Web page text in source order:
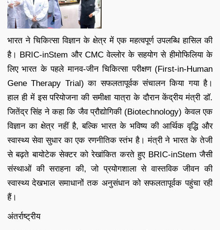
भारत ने चिकित्सा विज्ञान के क्षेत्र में एक महत्वपूर्ण उपलब्धि हासिल की
है। BRIC-inStem और CMC वेल्लोर के सहयोग से हीमोफिलिया के
लिए भारत के पहले मानव-जीन चिकित्सा परीक्षण (First-in-Human
Gene Therapy Trial) का सफलतापूर्वक संचालन किया गया है।
हाल ही में इस परियोजना की समीक्षा यात्रा के दौरान केंद्रीय मंत्री डॉ.
जितेंद्र सिंह ने कहा कि जैव प्रौद्योगिकी (Biotechnology) केवल एक
विज्ञान का क्षेत्र नहीं है, बल्कि भारत के भविष्य की आर्थिक वृद्धि और
स्वास्थ्य सेवा सुधार का एक रणनीतिक स्तंभ है। मंत्री ने भारत के तेजी
से बढ़ते बायोटेक सेक्टर को रेखांकित करते हुए BRIC-inStem जैसी
संस्थाओं की सराहना की, जो प्रयोगशाला से वास्तविक जीवन की
स्वास्थ्य देखभाल समाधानों तक अनुसंधान को सफलतापूर्वक पहुंचा रही
हैं।
अंतर्राष्ट्रीय